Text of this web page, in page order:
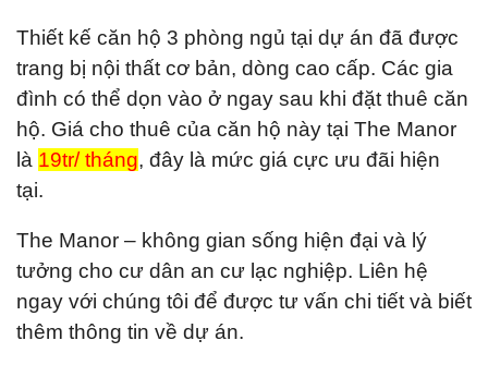
Thiết kế căn hộ 3 phòng ngủ tại dự án đã được
trang bị nội thất cơ bản, dòng cao cấp. Các gia
đình có thể dọn vào ở ngay sau khi đặt thuê căn
hộ. Giá cho thuê của căn hộ này tại The Manor
là 19tr/ tháng, đây là mức giá cực ưu đãi hiện
tại.
The Manor – không gian sống hiện đại và lý
tưởng cho cư dân an cư lạc nghiệp. Liên hệ
ngay với chúng tôi để được tư vấn chi tiết và biết
thêm thông tin về dự án.